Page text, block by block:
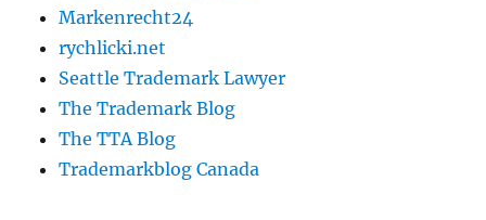
Markenrecht24
rychlicki.net
Seattle Trademark Lawyer
The Trademark Blog
The TTA Blog
Trademarkblog Canada